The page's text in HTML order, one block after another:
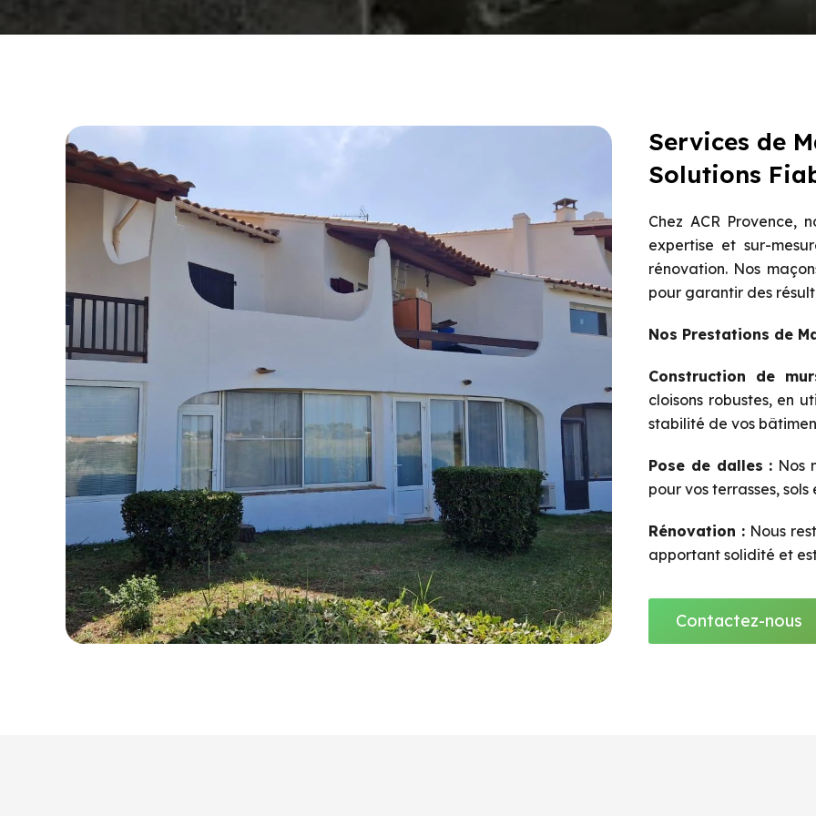
Services de
Solutions
Chez ACR Provence,
expertise et sur-
rénovation. Nos
pour garantir des
Nos Prestations de
Construction de
cloisons robustes, en
stabilité de vos
Pose de dalles : Nos
pour vos terrasses,
Rénovation :Nous
apportant solidité et
Contactez-nous